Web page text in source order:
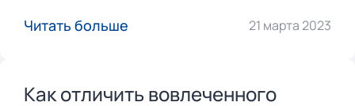
Читать больше
21 марта 2023
Как отличить вовлеченного